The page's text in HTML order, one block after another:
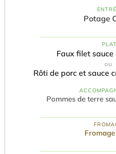
Potage
️ PLAT
Faux filet
ou
Rôti de porc et sauce
Pommes de terre